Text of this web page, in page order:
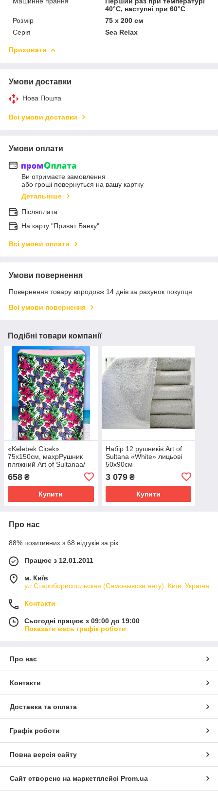
40°С, наступні при 60°С
Розмір
75 х 200 см
Серія
Sea Relax
Приховати
Умови доставки
Нова Пошта
Всі умови доставки
Умови оплати
Ви отримаєте замовлення
або гроші повернуться на вашу картку
Детальніше
Післяплата
На карту "Приват Банку"
Всі умови оплати
Умови повернення
Повернення товару впродовж 14 днів за рахунок покупця
Всі умови повернення
Подібні товари компанії
«Kelebek Cicek»
75х150см, махрРушник
пляжний Art of Sultanaа/
658 ₴
Купити
Набір 12 рушників Art of
Sultana «White» лицьові
50х90см
3 079₴
Купити
Про нас
88% позитивних з 68 відгуків за рік
Працює з 12.01.2011
м. Київ
ул.Старобориспольская (Самовывоза нету), Київ, Україна
Контакти
Сьогодні працює з 09:00 до 19:00
Показати весь графік роботи
Про нас
Контакти
Доставка та оплата
Графік роботи
Повна версія сайту
Сайт створено на маркетплейсі Prom.ua